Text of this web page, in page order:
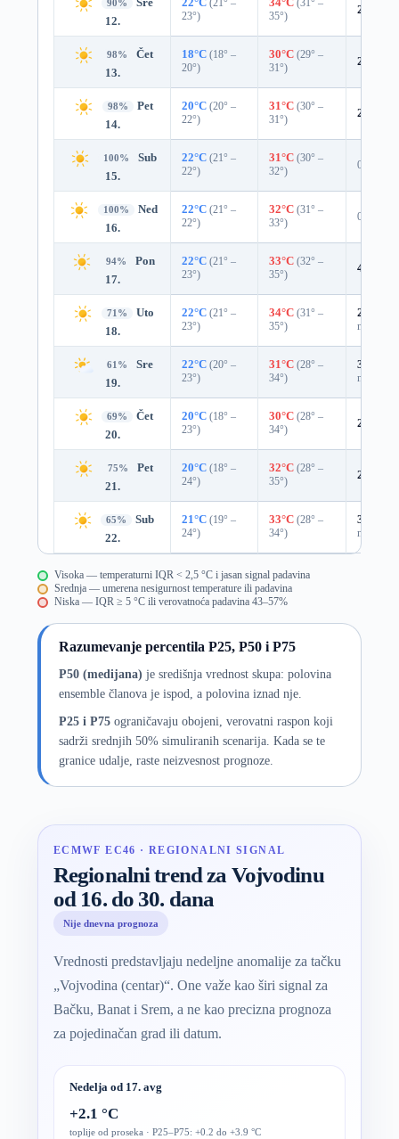
90%
12.
23°)
35°)
2%
98%
Čet
13.
18°C (18° –
20°)
30°C (29° –
31°)
2%
98%
Pet
14.
20°C (20° –
22°)
31°C (30° –
31°)
2%
100%
Sub
15.
22°C (21° –
22°)
31°C (30° –
32°)
0%
100%
Ned
16.
22°C (21° –
22°)
32°C (31° –
33°)
0%
94%
Pon
17.
22°C (21° –
23°)
33°C (32° –
35°)
4%
71%
Uto
18.
22°C (21° –
23°)
34°C (31° –
35°)
25%
mm)
61%
Sre
19.
22°C (20° –
23°)
31°C (28° –
34°)
39%
mm)
69%
Čet
20.
20°C (18° –
23°)
30°C (28° –
34°)
24%
75%
Pet
21.
20°C (18° –
24°)
32°C (28° –
35°)
22%
65%
Sub
22.
21°C (19° –
24°)
33°C (28° –
34°)
33%
mm)
Visoka — temperaturni IQR < 2,5 °C i jasan signal padavina
Srednja — umerena nesigurnost temperature ili padavina
Niska — IQR ≥ 5 °C ili verovatnoća padavina 43–57%
Razumevanje percentila P25, P50 i P75
P50 (medijana) je središnja vrednost skupa: polovina
ensemble članova je ispod, a polovina iznad nje.
P25 i P75ograničavaju obojeni, verovatni raspon koji
sadrži srednjih 50% simuliranih scenarija. Kada se te
granice udalje, raste neizvesnost prognoze.
ECMWF EC46 · REGIONALNI SIGNAL
Regionalni trend za Vojvodinu
od 16. do 30. dana
Nije dnevna prognoza
Vrednosti predstavljaju nedeljne anomalije za tačku
„Vojvodina (centar)“. One važe kao širi signal za
Bačku, Banat i Srem, a ne kao precizna prognoza
za pojedinačan grad ili datum.
Nedelja od 17. avg
+2.1 °C
toplije od proseka · P25–P75: +0.2 do +3.9 °C